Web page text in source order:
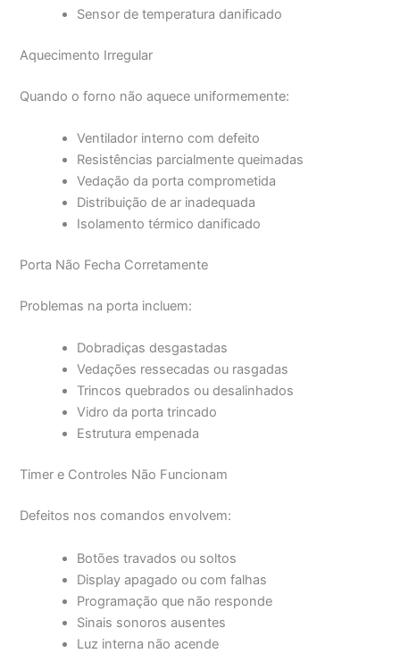
Sensor de temperatura danificado
Aquecimento Irregular
Quando o forno não aquece uniformemente:
Ventilador interno com defeito
Resistências parcialmente queimadas
Vedação da porta comprometida
Distribuição de ar inadequada
Isolamento térmico danificado
Porta Não Fecha Corretamente
Problemas na porta incluem:
Dobradiças desgastadas
Vedações ressecadas ou rasgadas
Trincos quebrados ou desalinhados
Vidro da porta trincado
Estrutura empenada
Timer e Controles Não Funcionam
Defeitos nos comandos envolvem:
Botões travados ou soltos
Display apagado ou com falhas
Programação que não responde
Sinais sonoros ausentes
Luz interna não acende